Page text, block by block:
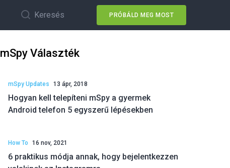
Keresés PRÓBÁLD MEG MOST
mSpy Választék
mSpy Updates 13 ápr, 2018
Hogyan kell telepíteni mSpy a gyermek
Android telefon 5 egyszerű lépésekben
How To 16 nov, 2021
6 praktikus módja annak, hogy bejelentkezzen